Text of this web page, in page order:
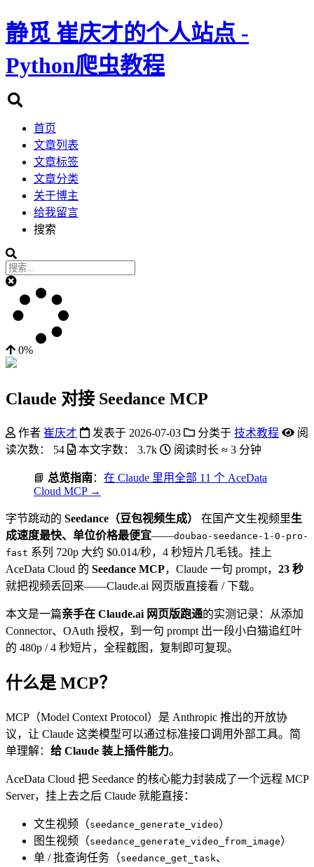
静觅 崔庆才的个人站点 -
Python爬虫教程
首页
文章列表
文章标签
文章分类
关于博主
给我留言
搜索
0%
Claude 对接 Seedance MCP
作者 崔庆才 发表于 2026-07-03 分类于 技术教程
阅
读次数：
54 本文字数： 3.7k 阅读时长 ≈ 3 分钟
📘 总览指南： 在 Claude 里用全部 11 个 AceData
Cloud MCP →
字节跳动的 Seedance（豆包视频生成） 在国产文生视频里生
成速度最快、单位价格最便宜——doubao-seedance-1-0-pro-
fast 系列 720p 大约 $0.014/秒，4 秒短片几毛钱。挂上
AceData Cloud 的 Seedance MCP，Claude 一句 prompt， 23 秒
就把视频丢回来——Claude.ai 网页版直接看 / 下载。
本文是一篇亲手在 Claude.ai 网页版跑通的实测记录：从添加
Connector、OAuth 授权，到一句 prompt 出一段小白猫追红叶
的 480p / 4 秒短片，全程截图，复制即可复现。
什么是 MCP？
MCP（Model Context Protocol）是 Anthropic 推出的开放协
议，让 Claude 这类模型可以通过标准接口调用外部工具。简
单理解： 给 Claude 装上插件能力。
AceData Cloud 把 Seedance 的核心能力封装成了一个远程 MCP
Server，挂上去之后 Claude 就能直接：
文生视频（seedance_generate_video）
图生视频（seedance_generate_video_from_image）
单 / 批查询任务（seedance_get_task、